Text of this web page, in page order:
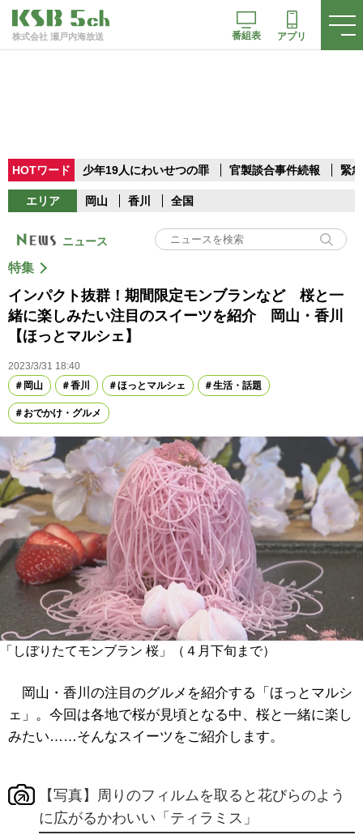
株式会社 瀬戸内海放送 番組表 アプリ
HOTワード 少年19人にわいせつの罪 官製談合事件続報 緊
エリア 岡山 香川 全国
ニュース
特集
インパクト抜群！期間限定モンブランなど 桜と一
緒に楽しみたい注目のスイーツを紹介 岡山・香川
【ほっとマルシェ】
2023/3/31 18:40
岡山
香川 ほっとマルシェ 生活・話題
おでかけ・グルメ
「しぼりたてモンブラン 桜」（４月下旬まで）
岡山・香川の注目のグルメを紹介する「ほっとマルシ
ェ」。今回は各地で桜が見頃となる中、桜と一緒に楽し
みたい……そんなスイーツをご紹介します。
【写真】周りのフィルムを取ると花びらのよう
に広がるかわいい「ティラミス」